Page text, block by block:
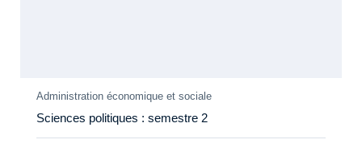
Administration économique et sociale
Sciences politiques : semestre 2